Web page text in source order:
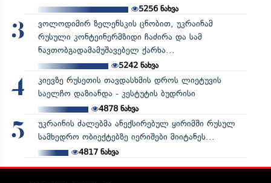
5256ნახვა
3
ვოლოდიმირ ზელენსკის ცნობით, უკრაინამ
რუსული კონტეინერმზიდი ჩაძირა და სამ
ნავთობგადამამუშავებელ ქარხა...
5242ნახვა
4
კიევზე რუსეთის თავდასხმის დროს ლიეტუვის
საელჩო დაზიანდა - კესტუტის ბუდრისი
4878ნახვა
5
უკრაინის ძალებმა ანექსირებულ ყირიმში რუსულ
სამხედრო ობიექტებზე იერიშები მიიტანეს...
4817ნახვა